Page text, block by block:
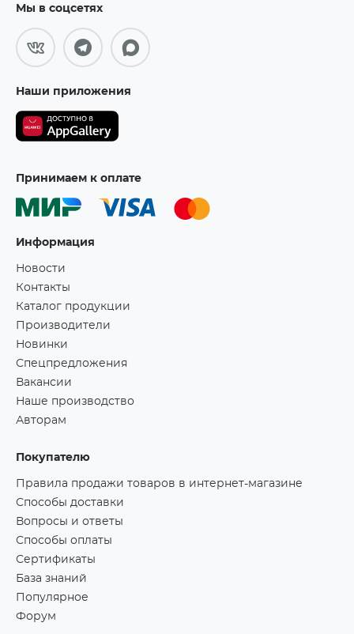
Мы в соцсетях
Наши приложения
Принимаем к оплате
Информация
Новости
Контакты
Каталог продукции
Производители
Новинки
Спецпредложения
Вакансии
Наше производство
Авторам
Покупателю
Правила продажи товаров в интернет-магазине
Способы доставки
Вопросы и ответы
Способы оплаты
Сертификаты
База знаний
Популярное
Форум